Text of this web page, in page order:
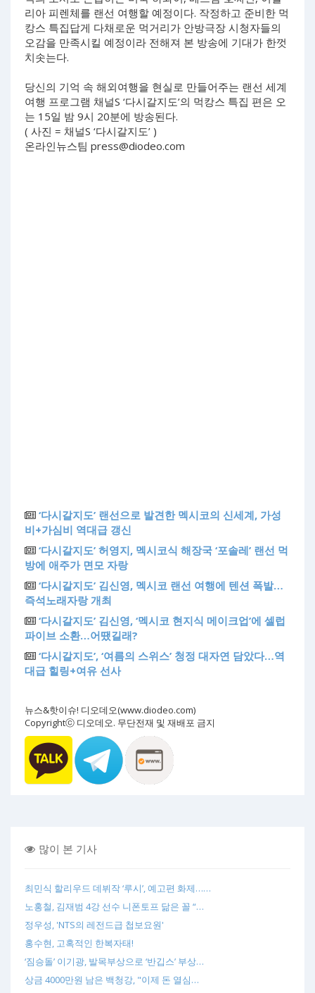
리아 피렌체를 랜선 여행할 예정이다. 작정하고 준비한 먹
캉스 특집답게 다채로운 먹거리가 안방극장 시청자들의
오감을 만족시킬 예정이라 전해져 본 방송에 기대가 한껏
치솟는다.
당신의 기억 속 해외여행을 현실로 만들어주는 랜선 세계
여행 프로그램 채널S ‘다시갈지도’의 먹캉스 특집 편은 오
는 15일 밤 9시 20분에 방송된다.
( 사진 = 채널S ‘다시갈지도’ )
온라인뉴스팀 press@diodeo.com
‘다시갈지도’ 랜선으로 발견한 멕시코의 신세계, 가성
비+가심비 역대급 갱신
‘다시갈지도’ 허영지, 멕시코식 해장국 ‘포솔레’ 랜선 먹
방에 애주가 면모 자랑
‘다시갈지도’ 김신영, 멕시코 랜선 여행에 텐션 폭발…
즉석노래자랑 개최
‘다시갈지도’ 김신영, ‘멕시코 현지식 메이크업’에 셀럽
파이브 소환…어땠길래?
‘다시갈지도’, ‘여름의 스위스’ 청정 대자연 담았다…역
대급 힐링+여유 선사
뉴스&핫이슈! 디오데오(www.diodeo.com)
Copyrightⓒ 디오데오. 무단전재 및 재배포 금지
많이 본 기사
최민식 할리우드 데뷔작 ‘루시’, 예고편 화제……
노홍철, 김재범 4강 선수 니폰토프 닮은 꼴 “…
정우성, 'NTS의 레전드급 첩보요원'
홍수현, 고혹적인 한복자태!
‘짐승돌’ 이기광, 발목부상으로 ‘반깁스’ 부상…
상금 4000만원 남은 백청강, "이제 돈 열심…